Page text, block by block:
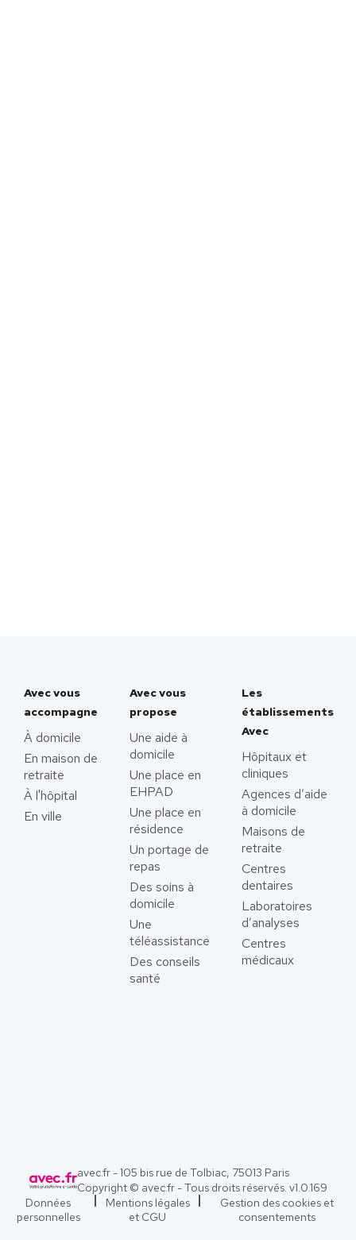
Avec vous
accompagne
À domicile
En maison de
retraite
À l'hôpital
En ville
Avec vous
propose
Une aide à
domicile
Une place en
EHPAD
Une place en
résidence
Un portage de
repas
Des soins à
domicile
Une
téléassistance
Des conseils
santé
Les
établissements
Avec
Hôpitaux et
cliniques
Agences d’aide
à domicile
Maisons de
retraite
Centres
dentaires
Laboratoires
d’analyses
Centres
médicaux
avec.fr - 105 bis rue de Tolbiac, 75013 Paris
Copyright © avec.fr - Tous droits réservés. v1.0.169
Données
personnelles
Mentions légales
et CGU
Gestion des cookies et
consentements